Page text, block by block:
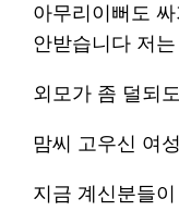
아무리이뻐도
안받습니다 저는
외모가 좀 덜되
맘씨 고우신 여
지금 계신분들